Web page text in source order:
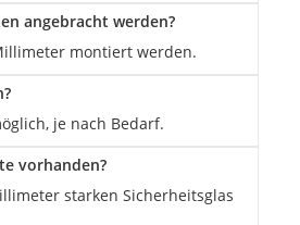
angebracht werden?
montiert werden.
je nach Bedarf.
vorhanden?
starken Sicherheitsglas